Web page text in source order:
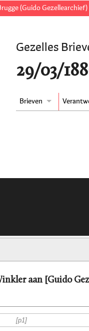
(Guido Gezellearchief)
Gezelles
29/03/
Brieven
aan [Guido
p1